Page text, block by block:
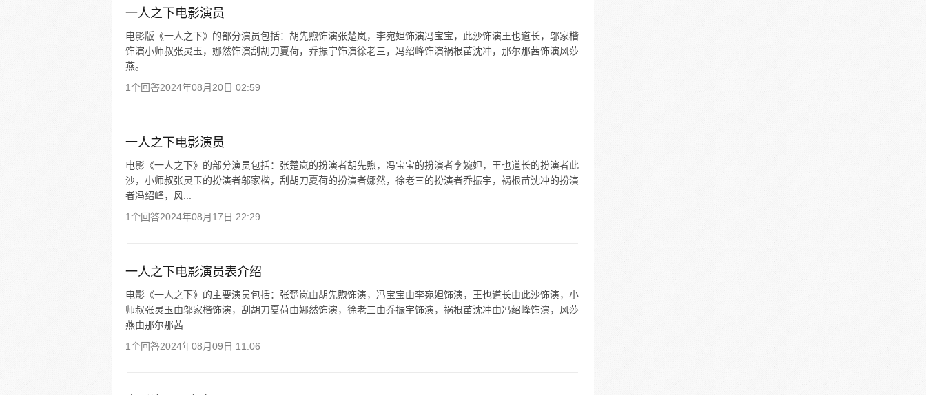
一人之下电影演员
电影版《一人之下》的部分演员包括：胡先煦饰演张楚岚，李宛妲饰演冯宝宝，此沙饰演王也道长，邬家楷
饰演小师叔张灵玉，娜然饰演刮胡刀夏荷，乔振宇饰演徐老三，冯绍峰饰演祸根苗沈冲，那尔那茜饰演风莎
燕。
1个回答2024年08月20日 02:59
一人之下电影演员
电影《一人之下》的部分演员包括：张楚岚的扮演者胡先煦，冯宝宝的扮演者李婉妲，王也道长的扮演者此
沙，小师叔张灵玉的扮演者邬家楷，刮胡刀夏荷的扮演者娜然，徐老三的扮演者乔振宇，祸根苗沈冲的扮演
者冯绍峰，风...
1个回答2024年08月17日 22:29
一人之下电影演员表介绍
电影《一人之下》的主要演员包括：张楚岚由胡先煦饰演，冯宝宝由李宛妲饰演，王也道长由此沙饰演，小
师叔张灵玉由邬家楷饰演，刮胡刀夏荷由娜然饰演，徐老三由乔振宇饰演，祸根苗沈冲由冯绍峰饰演，风莎
燕由那尔那茜...
1个回答2024年08月09日 11:06